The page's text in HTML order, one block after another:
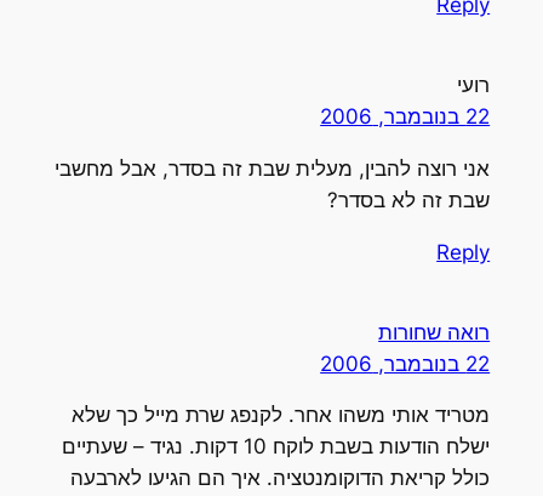
Reply
רועי
22 בנובמבר, 2006
אני רוצה להבין, מעלית שבת זה בסדר, אבל מחשבי
שבת זה לא בסדר?
Reply
רואה שחורות
22 בנובמבר, 2006
מטריד אותי משהו אחר. לקנפג שרת מייל כך שלא
ישלח הודעות בשבת לוקח 10 דקות. נגיד – שעתיים
כולל קריאת הדוקומנטציה. איך הם הגיעו לארבעה